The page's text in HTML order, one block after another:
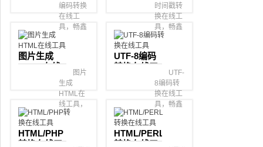
编码转换
在线工
具，畅鑫
线工具
时间戳转
换在线工
具，畅鑫
喵超级在
箱。
图片生成
HTML在线
图片
生成
HTML在
线工具，
畅鑫喵超
具箱。
UTF-8编码
转换在线工
UTF-
8编码转
换在线工
具，畅鑫
喵超级在
线工具
箱。
HTML/PHP
转换在线工
HTML/PERL
转换在线工